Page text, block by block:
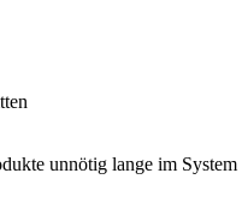
unnötig lange im System